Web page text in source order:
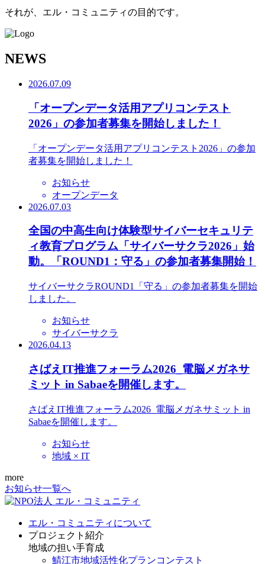
それが、エル・コミュニティの目的です。
NEWS
2026.07.09
「オープンデータ活用アプリコンテスト
2026」の参加者募集を開始しました！
「オープンデータ活用アプリコンテスト2026」の参加
者募集を開始しました！
お知らせ
オープンデータ
2026.07.03
全国の中高生向け体験型サイバーセキュリテ
ィ教育プログラム「サイバーサクラ2026」始
動。「ROUND1：守る」の参加者募集開始！
サイバーサクラROUND1「守る」の参加者募集を開始
しました。
お知らせ
サイバーサクラ
2026.04.13
さばえIT推進フォーラム2026_電脳メガネサ
ミット in Sabaeを開催します。
さばえIT推進フォーラム2026_電脳メガネサミット in
Sabaeを開催します。
お知らせ
地域 × IT
more
お知らせ一覧へ
エル・コミュニティについて
プロジェクト紹介
地域の担い手育成
鯖江市地域活性化プランコンテスト